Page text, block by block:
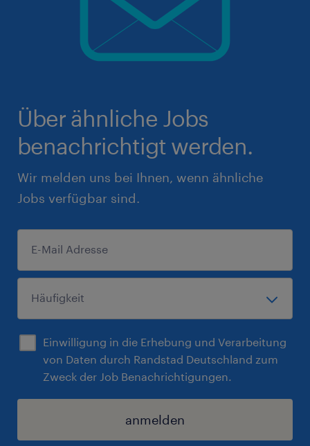
Über ähnliche Jobs
benachrichtigt werden.
Wir melden uns bei Ihnen, wenn ähnliche
Jobs verfügbar sind.
Einwilligung in die Erhebung und Verarbeitung
von Daten durch Randstad Deutschland zum
Zweck der Job Benachrichtigungen.
anmelden